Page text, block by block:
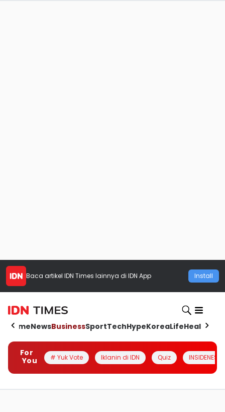
Baca artikel IDN Times lainnya di IDN App Install
HomeNewsBusinessSportTechHypeKoreaLifeHealth
For
You
# Yuk Vote Iklanin di IDN Quiz INSIDENESIA